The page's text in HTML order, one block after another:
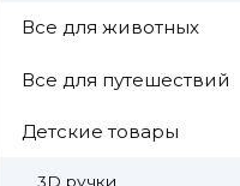
Все для животных
Все для путешествий
Детские товары
3D ручки